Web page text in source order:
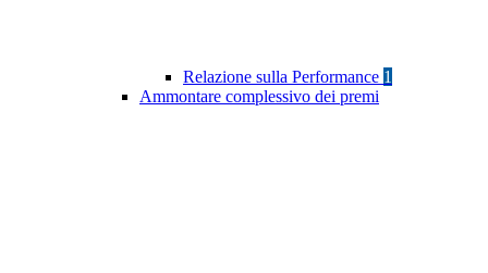
Relazione sulla Performance 1
Ammontare complessivo dei premi